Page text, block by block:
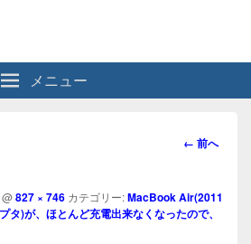
メニュー
画
ビ
ゲ
← 前へ
@827 × 746 カテゴリー:MacBook Air(2011
)が、ほとんど充電出来なくなったので、